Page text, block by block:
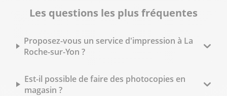
Les questions les plus fréquentes
Proposez-vous un service d'impression à La
Roche-sur-Yon ?
Est-il possible de faire des photocopies en
magasin ?